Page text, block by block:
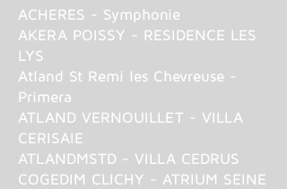
ACHERES - Symphonie
AKERA POISSY - RESIDENCE LES
LYS
Atland St Remi les Chevreuse -
Primera
ATLAND VERNOUILLET - VILLA
CERISAIE
ATLANDMSTD - VILLA CEDRUS
COGEDIM CLICHY - ATRIUM SEINE